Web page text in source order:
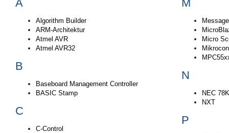
A
Algorithm Builder
ARM-Architektur
Atmel AVR
Atmel AVR32
B
Baseboard Management Controller
BASIC Stamp
C
C-Control
M
Micro
N
NEC
NXT
P